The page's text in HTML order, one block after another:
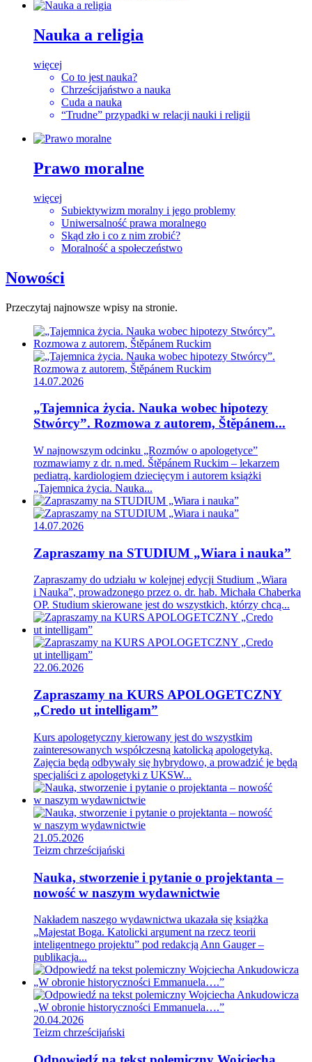
Nauka a religia
więcej
Co to jest nauka?
Chrześcijaństwo a nauka
Cuda a nauka
“Trudne” przypadki w relacji nauki i religii
Prawo moralne
więcej
Subiektywizm moralny i jego problemy
Uniwersalność prawa moralnego
Skąd zło i co z nim zrobić?
Moralność a społeczeństwo
Nowości
Przeczytaj najnowsze wpisy na stronie.
14.07.2026
„Tajemnica życia. Nauka wobec hipotezy
Stwórcy”. Rozmowa z autorem, Štěpánem...
W najnowszym odcinku „Rozmów o apologetyce”
rozmawiamy z dr. n.med. Štěpánem Ruckim – lekarzem
pediatrą, kardiologiem dziecięcym i autorem książki
„Tajemnica życia. Nauka...
14.07.2026
Zapraszamy na STUDIUM „Wiara i nauka”
Zapraszamy do udziału w kolejnej edycji Studium „Wiara
i Nauka”, prowadzonego przez o. dr. hab. Michała Chaberka
OP. Studium skierowane jest do wszystkich, którzy chcą...
22.06.2026
Zapraszamy na KURS APOLOGETCZNY
„Credo ut intelligam”
Kurs apologetyczny kierowany jest do wszystkim
zainteresowanych współczesną katolicką apologetyką.
Zajęcia będą odbywały się hybrydowo, a prowadzić je będą
specjaliści z apologetyki z UKSW...
21.05.2026
Teizm chrześcijański
Nauka, stworzenie i pytanie o projektanta –
nowość w naszym wydawnictwie
Nakładem naszego wydawnictwa ukazała się książka
„Majestat Boga. Katolicki argument na rzecz teorii
inteligentnego projektu” pod redakcją Ann Gauger –
publikacja...
20.04.2026
Teizm chrześcijański